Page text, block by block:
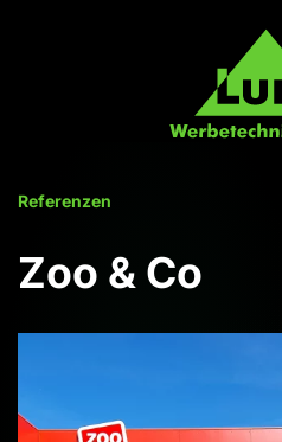
Zum Hauptinhalt springen
Referenzen
Zoo & Co